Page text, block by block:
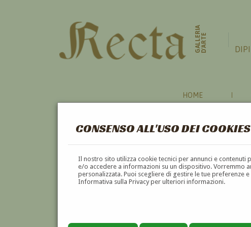
CONSENSO ALL'USO DEI COOKIES
Il nostro sito utilizza cookie tecnici per annunci e
e/o accedere a informazioni su un dispositivo. Vorremmo
personalizzata. Puoi scegliere di gestire le tue preferenze
Informativa sulla Privacy per ulteriori informazioni.
GALLERIAD'ARTE
HOME
NOVARA
A B C D E F G